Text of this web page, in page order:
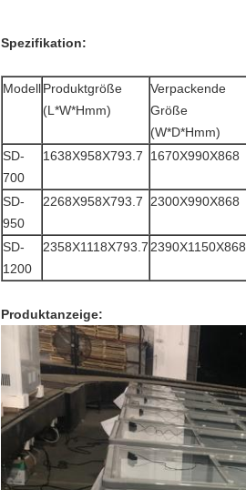
Spezifikation:
ModellProduktgröße
(L*W*Hmm)
Verpackende
Größe
(W*D*Hmm)
SD-
700
1638X958X793.7 1670X990X868
SD-
950
2268X958X793.7 2300X990X868
SD-
1200
2358X1118X793.7 2390X1150X868
Produktanzeige: